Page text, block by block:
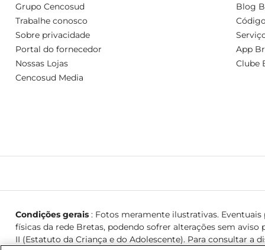
Grupo Cencosud
Trabalhe conosco
Sobre privacidade
Portal do fornecedor
Nossas Lojas
Cencosud Media
Blog
App
Clube
Condições gerais: Fotos meramente ilustrativas. Eventuais
físicas da rede Bretas, podendo sofrer alterações sem aviso
II (Estatuto da Criança e do Adolescente). Para consultar a